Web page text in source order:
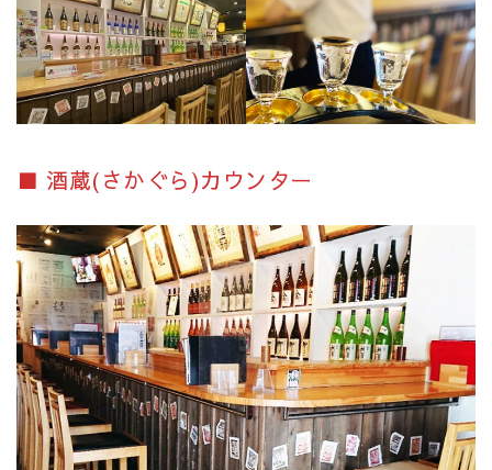
■ 酒蔵(さかぐら)カウンター